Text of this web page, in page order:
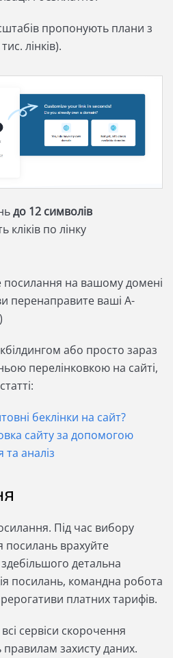
пропонують плани з
лінків).
до 12 символів
кліків по лінку
посилання на вашому домені
перенаправите ваші A-
або просто зараз
перелінковкою на сайті,
беклінки на сайт?
сайту за допомогою
та аналіз
Під час вибору
посилань врахуйте
детальна
посилань, командна робота
платних тарифів.
сервіси скорочення
правилам захисту даних.